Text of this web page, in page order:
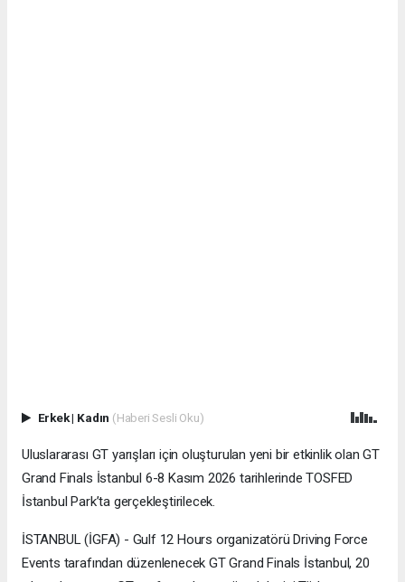
Erkek| Kadın (Haberi Sesli Oku)
Uluslararası GT yarışları için oluşturulan yeni bir etkinlik olan GT
Grand Finals İstanbul 6-8 Kasım 2026 tarihlerinde TOSFED
İstanbul Park’ta gerçekleştirilecek.
İSTANBUL (İGFA) - Gulf 12 Hours organizatörü Driving Force
Events tarafından düzenlenecek GT Grand Finals İstanbul, 20